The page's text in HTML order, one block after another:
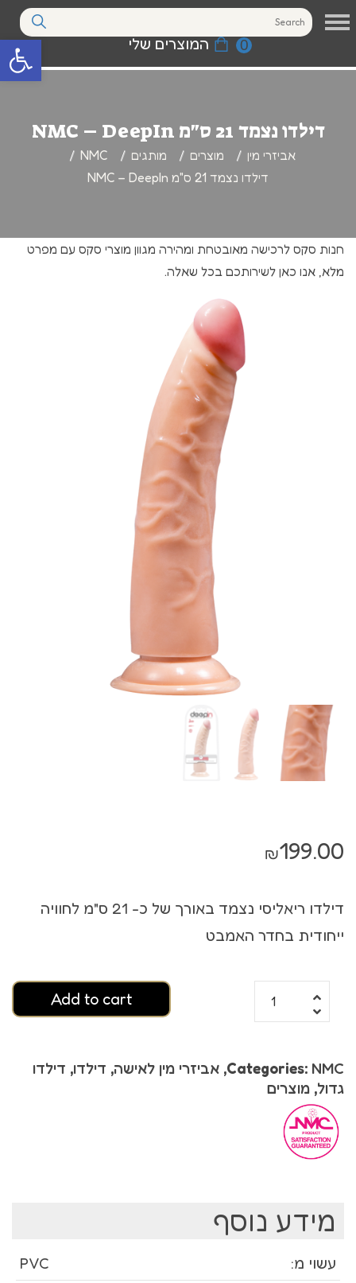
פתח סרגל 0 המוצרים שלי
דילדו נצמד 21 ס"מ NMC – DeepIn
אביזרי מין מוצרים מותגים
NMC
דילדו נצמד 21 ס"מ NMC – DeepIn
חנות סקס לרכישה מאובטחת ומהירה מגוון מוצרי סקס עם מפרט
מלא, אנו כאן לשירותכם בכל שאלה.
₪199.00
דילדו ריאליסי נצמד באורך של כ- 21 ס"מ לחוויה
ייחודית בחדר האמבט
Add to cart
Categories: NMC
, אביזרי מין לאישה, דילדו, דילדו
גדול, מוצרים
מידע נוסף
עשוי מ:
PVC